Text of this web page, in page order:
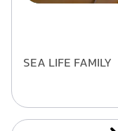
SEA LIFE FAMILY